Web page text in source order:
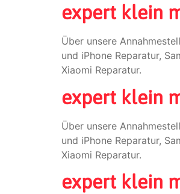
expert klein
Über unsere
und iPhone Reparatur,
Xiaomi Reparatur.
expert klein
Über unsere
und iPhone Reparatur,
Xiaomi Reparatur.
expert klein